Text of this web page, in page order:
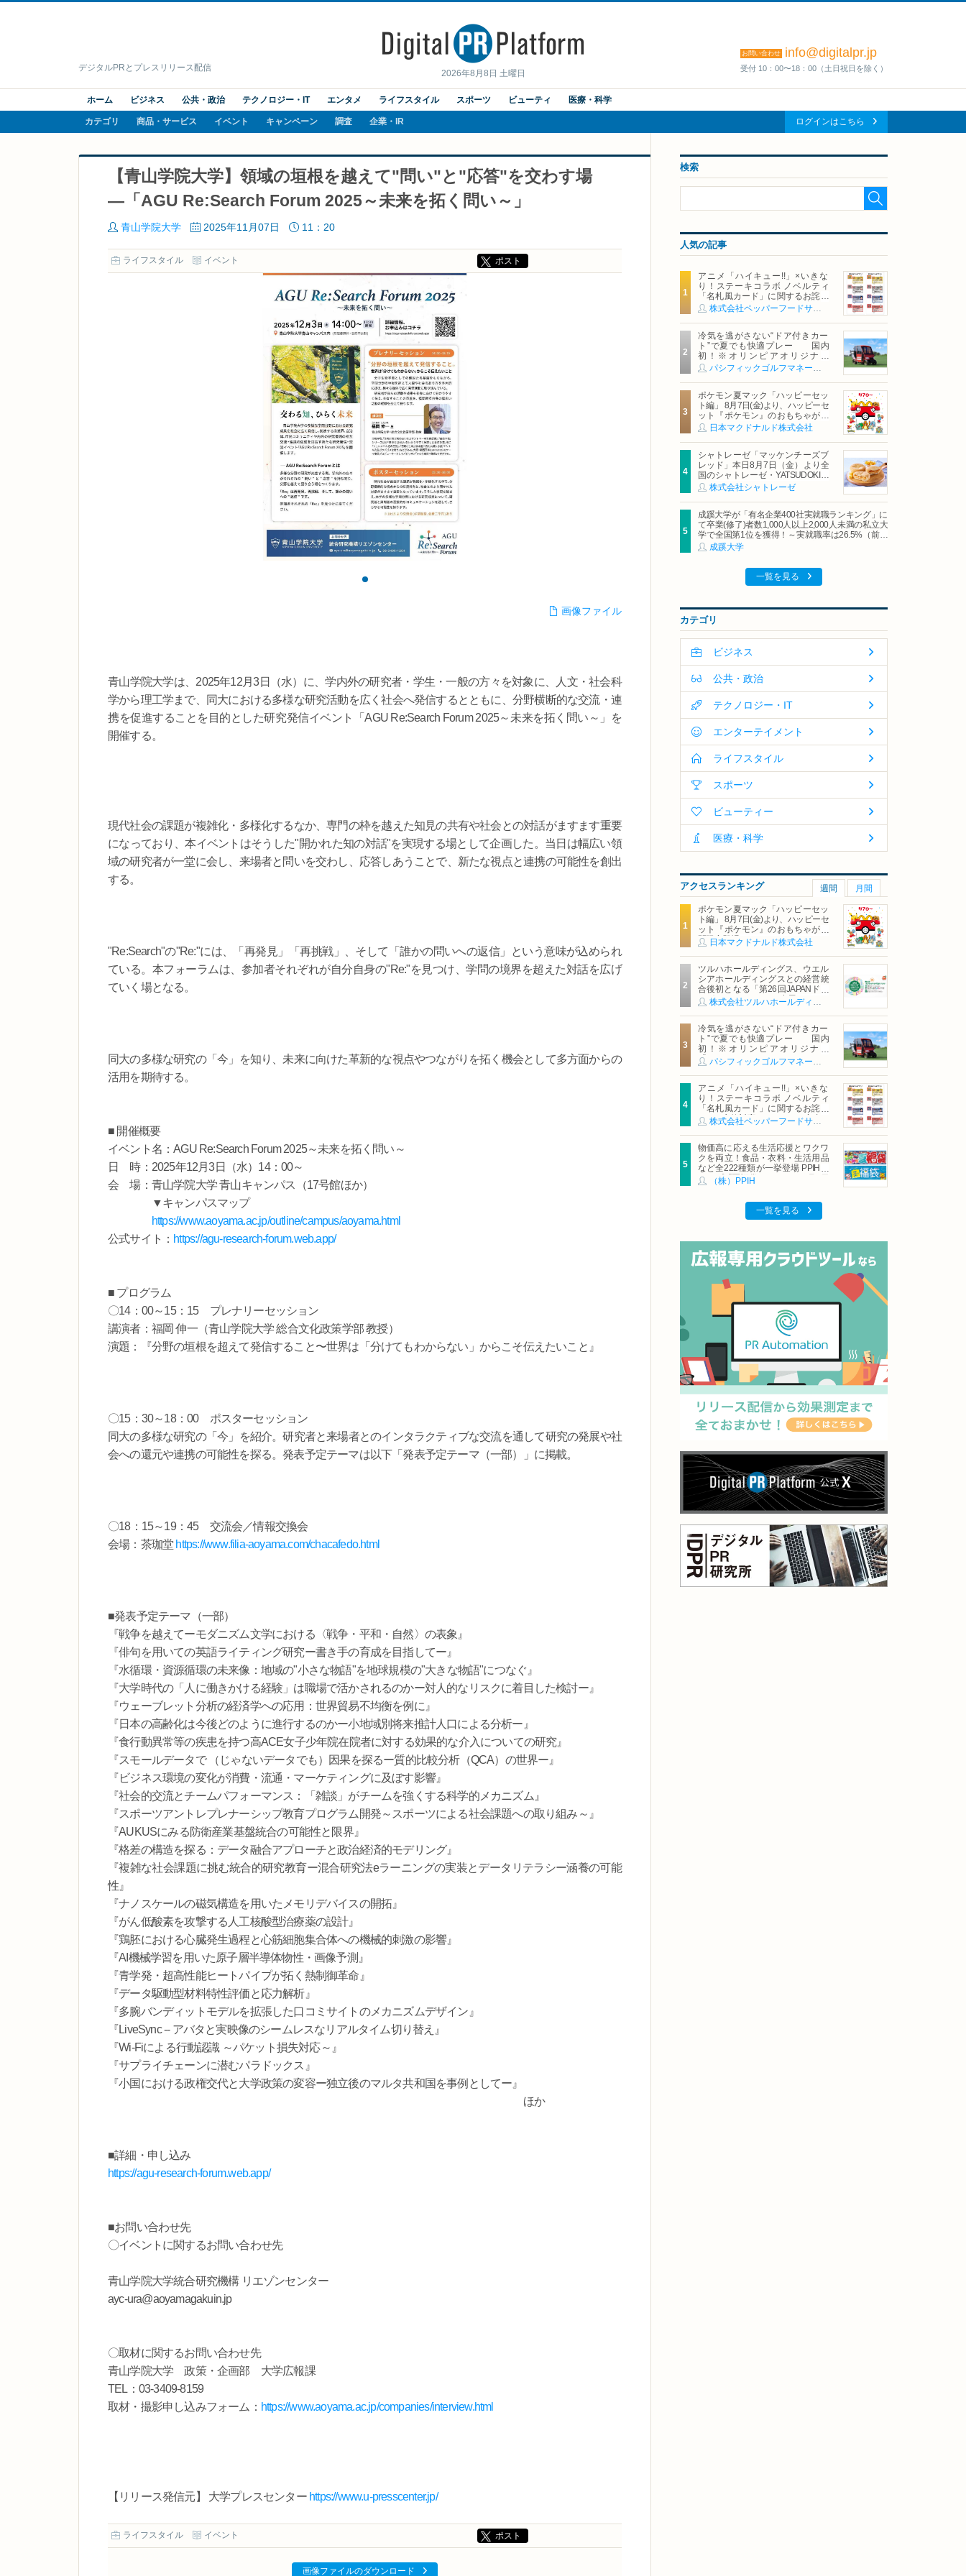
2026年8月8日 土曜日
デジタルPRとプレスリリース配信
お問い合わせ info@digitalpr.jp
受付 10：00〜18：00（土日祝日を除く）
ホーム ビジネス 公共・政治 テクノロジー・IT エンタメ ライフスタイル スポーツ ビューティ 医療・科学
カテゴリ 商品・サービス イベント キャンペーン 調査 企業・IR ログインはこちら
【青山学院大学】領域の垣根を越えて"問い"と"応答"を交わす場
―「AGU Re:Search Forum 2025～未来を拓く問い～」
青山学院大学 2025年11月07日 11：20
ライフスタイル イベント ポスト
画像ファイル
青山学院大学は、2025年12月3日（水）に、学内外の研究者・学生・一般の方々を対象に、人文・社会科
学から理工学まで、同大における多様な研究活動を広く社会へ発信するとともに、分野横断的な交流・連
携を促進することを目的とした研究発信イベント「AGU Re:Search Forum 2025～未来を拓く問い～」を
開催する。
現代社会の課題が複雑化・多様化するなか、専門の枠を越えた知見の共有や社会との対話がますます重要
になっており、本イベントはそうした"開かれた知の対話"を実現する場として企画した。当日は幅広い領
域の研究者が一堂に会し、来場者と問いを交わし、応答しあうことで、新たな視点と連携の可能性を創出
する。
"Re:Search"の"Re:"には、「再発見」「再挑戦」、そして「誰かの問いへの返信」という意味が込められ
ている。本フォーラムは、参加者それぞれが自分自身の"Re:"を見つけ、学問の境界を超えた対話を広げ
ていく場となる。
同大の多様な研究の「今」を知り、未来に向けた革新的な視点やつながりを拓く機会として多方面からの
活用を期待する。
■ 開催概要
イベント名：AGU Re:Search Forum 2025～未来を拓く問い～
日 時：2025年12月3日（水）14：00～
会 場：青山学院大学 青山キャンパス（17号館ほか）
▼キャンパスマップ
https://www.aoyama.ac.jp/outline/campus/aoyama.html
公式サイト： https://agu-research-forum.web.app/
■ プログラム
〇14：00～15：15 プレナリーセッション
講演者：福岡 伸一（青山学院大学 総合文化政策学部 教授）
演題：『分野の垣根を超えて発信すること〜世界は「分けてもわからない」からこそ伝えたいこと』
〇15：30～18：00 ポスターセッション
同大の多様な研究の「今」を紹介。研究者と来場者とのインタラクティブな交流を通して研究の発展や社
会への還元や連携の可能性を探る。発表予定テーマは以下「発表予定テーマ（一部）」に掲載。
〇18：15～19：45 交流会／情報交換会
会場：茶珈堂 https://www.filia-aoyama.com/chacafedo.html
■発表予定テーマ（一部）
『戦争を越えてーモダニズム文学における〈戦争・平和・自然〉の表象』
『俳句を用いての英語ライティング研究ー書き手の育成を目指してー』
『水循環・資源循環の未来像：地域の"小さな物語"を地球規模の"大きな物語"につなぐ』
『大学時代の「人に働きかける経験」は職場で活かされるのかー対人的なリスクに着目した検討ー』
『ウェーブレット分析の経済学への応用：世界貿易不均衡を例に』
『日本の高齢化は今後どのように進行するのかー小地域別将来推計人口による分析ー』
『食行動異常等の疾患を持つ高ACE女子少年院在院者に対する効果的な介入についての研究』
『スモールデータで （じゃないデータでも）因果を探るー質的比較分析（QCA）の世界ー』
『ビジネス環境の変化が消費・流通・マーケティングに及ぼす影響』
『社会的交流とチームパフォーマンス：「雑談」がチームを強くする科学的メカニズム』
『スポーツアントレプレナーシップ教育プログラム開発～スポーツによる社会課題への取り組み～』
『AUKUSにみる防衛産業基盤統合の可能性と限界』
『格差の構造を探る：データ融合アプローチと政治経済的モデリング』
『複雑な社会課題に挑む統合的研究教育ー混合研究法eラーニングの実装とデータリテラシー涵養の可能
性』
『ナノスケールの磁気構造を用いたメモリデバイスの開拓』
『がん低酸素を攻撃する人工核酸型治療薬の設計』
『鶏胚における心臓発生過程と心筋細胞集合体への機械的刺激の影響』
『AI機械学習を用いた原子層半導体物性・画像予測』
『青学発・超高性能ヒートパイプが拓く熱制御革命』
『データ駆動型材料特性評価と応力解析』
『多腕バンディットモデルを拡張した口コミサイトのメカニズムデザイン』
『LiveSync -- アバタと実映像のシームレスなリアルタイム切り替え』
『Wi-Fiによる行動認識 ～パケット損失対応～』
『サプライチェーンに潜むパラドックス』
『小国における政権交代と大学政策の変容ー独立後のマルタ共和国を事例としてー』
ほか
■詳細・申し込み
https://agu-research-forum.web.app/
■お問い合わせ先
〇イベントに関するお問い合わせ先
青山学院大学統合研究機構 リエゾンセンター
ayc-ura@aoyamagakuin.jp
〇取材に関するお問い合わせ先
青山学院大学 政策・企画部 大学広報課
TEL：03-3409-8159
取材・撮影申し込みフォーム： https://www.aoyama.ac.jp/companies/interview.html
【リリース発信元】 大学プレスセンター https://www.u-presscenter.jp/
ライフスタイル イベント ポスト
画像ファイルのダウンロード
検索
人気の記事
アニメ「ハイキュー!!」×いきな
り！ステーキコラボ ノベルティ
「名札風カード」に関するお詫び
および交換対応についてのご案内
冷気を逃がさない“ドア付きカー
ト”で夏でも快適プレー 国内
初！※オリンピアオリジナル
「AirCon Cart（エアコンカー
ト）」導入 | ＰＧＭ
ポケモン夏マック「ハッピーセッ
ト編」 8月7日(金)より、ハッピーセ
ット『ポケモン』のおもちゃが期
間限定登場
日本マクドナルド株式会社
シャトレーゼ「マッケンチーズブ
レッド」本日8月7日（金）より全
国のシャトレーゼ・YATSUDOKIで
発売株式会社シャトレーゼ
成蹊大学が「有名企業400社実就職ランキング」に
て卒業(修了)者数1,000人以上2,000人未満の私立大
学で全国第1位を獲得！～実就職率は26.5%（前年
比＋4.3pt）に伸長、東京の私立大学でも10位にラ
ンクイン～
成蹊大学
一覧を見る
カテゴリ
ビジネス
公共・政治
テクノロジー・IT
エンターテイメント
ライフスタイル
スポーツ
ビューティー
医療・科学
アクセスランキング 週間 月間
ポケモン夏マック「ハッピーセッ
ト編」 8月7日(金)より、ハッピーセ
ット『ポケモン』のおもちゃが期
間限定登場
日本マクドナルド株式会社
ツルハホールディングス、ウエル
シアホールディングスとの経営統
合後初となる「第26回JAPANドラ
ッグストアショー」に出展
冷気を逃がさない“ドア付きカー
ト”で夏でも快適プレー 国内
初！※オリンピアオリジナル
「AirCon Cart（エアコンカー
ト）」導入 | ＰＧＭ
アニメ「ハイキュー!!」×いきな
り！ステーキコラボ ノベルティ
「名札風カード」に関するお詫び
および交換対応についてのご案内
物価高に応える生活応援とワクワ
クを両立！食品・衣料・生活用品
など全222種類が一挙登場 PPIHグ
ループ「夏福袋」＆セール 8月6日
(木)より順次スタート
（株）PPIH
一覧を見る